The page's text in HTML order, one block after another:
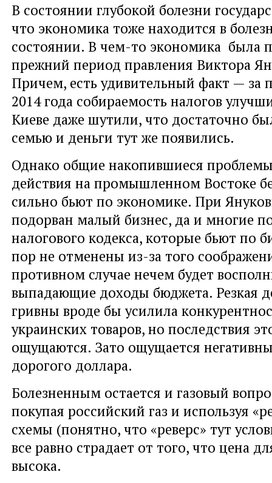
В состоянии глубокой болезни
что экономика тоже находится в
состоянии. В чем-то экономика была
прежний период правления Виктора
Причем, есть удивительный факт — за
2014 года собираемость налогов
Киеве даже шутили, что достаточно
семью и деньги тут же появились.
Однако общие накопившиеся
действия на промышленном Востоке
сильно бьют по экономике. При
подорван малый бизнес, да и многие
налогового кодекса, которые бьют по
пор не отменены из-за того
противном случае нечем будет
выпадающие доходы бюджета. Резкая
гривны вроде бы усилила
украинских товаров, но последствия
ощущаются. Зато ощущается
дорогого доллара.
Болезненным остается и газовый
покупая российский газ и используя
схемы (понятно, что «реверс» тут
все равно страдает от того, что цена
высока.